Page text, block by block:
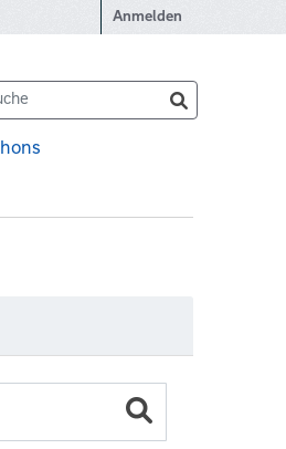
Anmelden